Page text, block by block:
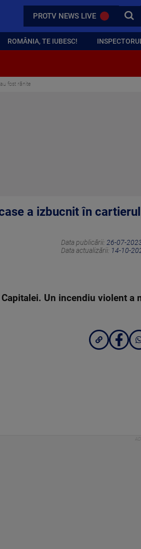
PROTV NEWS LIVE
ROMÂNIA, TE IUBESC!
fost rănite
a izbucnit în cartierul
Data publicării: 26-07-
Data actualizării: 14-10-
Un incendiu violent a